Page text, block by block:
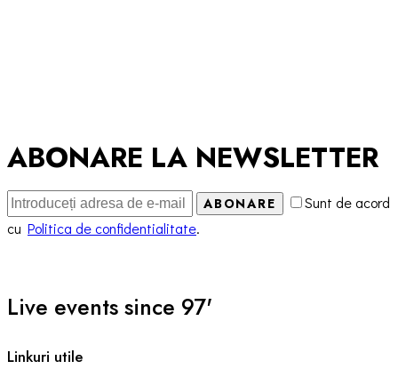
ABONARE LA NEWSLETTER
ABONARE
Sunt de acord
cu Politica de confidentialitate.
Live events since 97'
Linkuri utile